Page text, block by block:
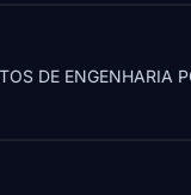
DE ENGENHARIA